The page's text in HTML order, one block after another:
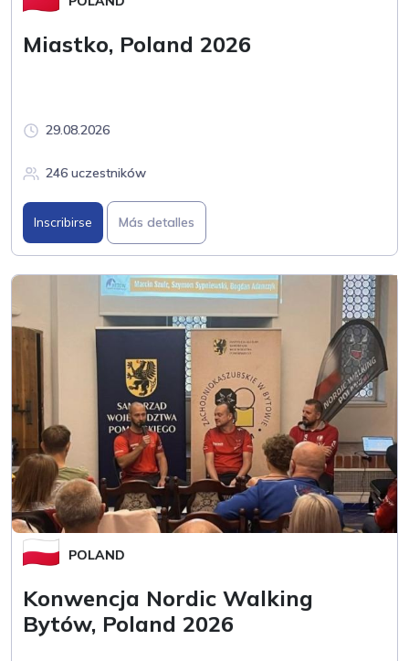
Miastko, Poland 2026
29.08.2026
246 uczestników
Inscribirse Más detalles
POLAND
Konwencja Nordic Walking
Bytów, Poland 2026